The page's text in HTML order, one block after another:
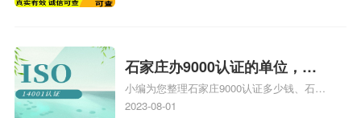
体系认证知识，详情可查看下方正文！
石家庄办9000认证的单位，石
家庄9000认证的公司
小编为您整理石家庄9000认证多少钱、石家
庄9000认证价格多少钱、石家庄9000认证
2023-08-01